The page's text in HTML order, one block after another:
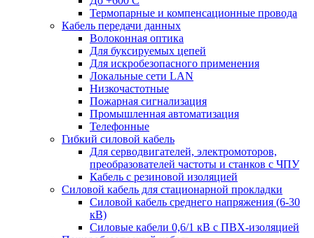
Термопарные и компенсационные провода
Кабель передачи данных
Волоконная оптика
Для буксируемых цепей
Для искробезопасного применения
Локальные сети LAN
Низкочастотные
Пожарная сигнализация
Промышленная автоматизация
Телефонные
Гибкий силовой кабель
Для серводвигателей, электромоторов,
преобразователей частоты и станков с ЧПУ
Кабель с резиновой изоляцией
Силовой кабель для стационарной прокладки
Силовой кабель среднего напряжения (6-30
кВ)
Силовые кабели 0,6/1 кВ с ПВХ-изоляцией